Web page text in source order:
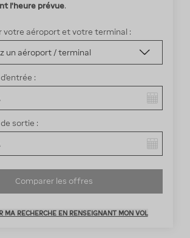
l'heure prévue.
votre aéroport et votre terminal :
:
sortie :
Comparer les offres
MA RECHERCHE EN RENSEIGNANT MON VOL